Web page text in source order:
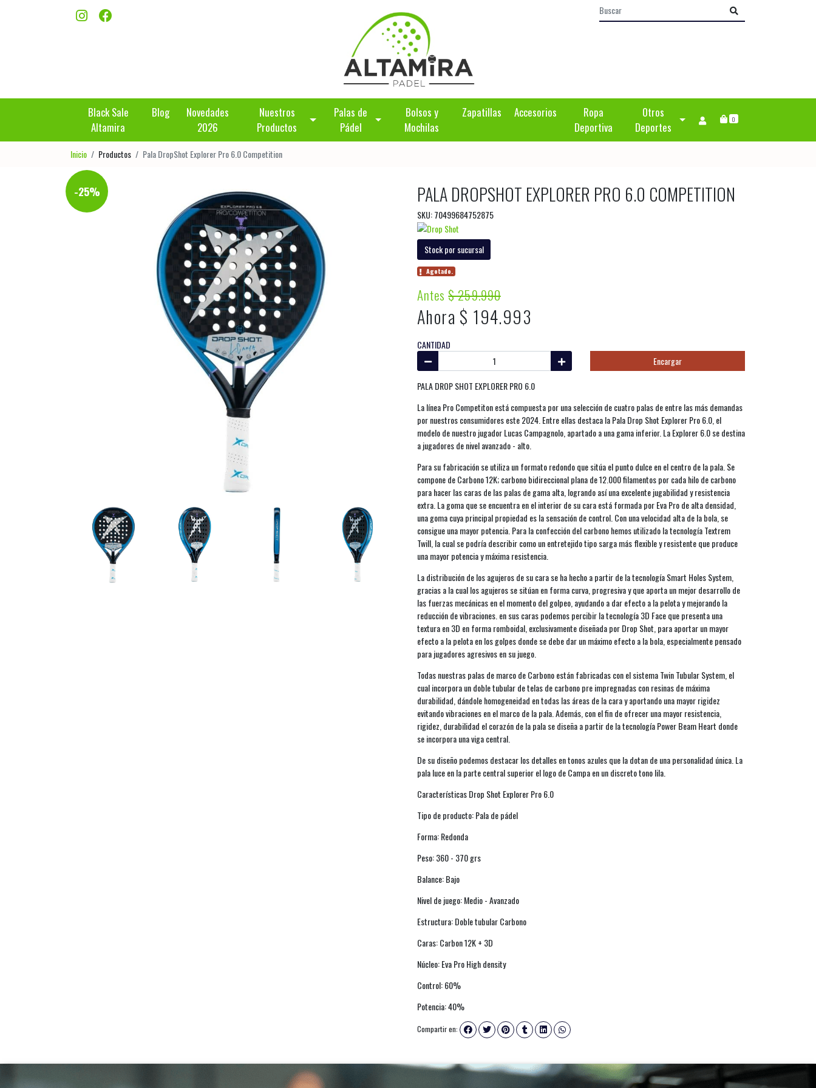
Black Sale
Altamira
Blog
Novedades
2026
Nuestros
Productos
Palas de
Pádel
Bolsos y
Mochilas
Zapatillas Accesorios
Ropa
Deportiva
Otros
Deportes
0
Inicio Productos Pala DropShot Explorer Pro 6.0 Competition
-25% PALA DROPSHOT EXPLORER PRO 6.0 COMPETITION
SKU: 70499684752875
Stock por sucursal
Agotado.
Antes$ 259.990
Ahora $ 194.993
CANTIDAD
Encargar
PALA DROP SHOT EXPLORER PRO 6.0
La línea Pro Competiton está compuesta por una selección de cuatro palas de entre las más demandas
por nuestros consumidores este 2024. Entre ellas destaca la Pala Drop Shot Explorer Pro 6.0, el
modelo de nuestro jugador Lucas Campagnolo, apartado a una gama inferior. La Explorer 6.0 se destina
a jugadores de nivel avanzado - alto.
Para su fabricación se utiliza un formato redondo que sitúa el punto dulce en el centro de la pala. Se
compone de Carbono 12K; carbono bidireccional plana de 12.000 filamentos por cada hilo de carbono
para hacer las caras de las palas de gama alta, logrando así una excelente jugabilidad y resistencia
extra. La goma que se encuentra en el interior de su cara está formada por Eva Pro de alta densidad,
una goma cuya principal propiedad es la sensación de control. Con una velocidad alta de la bola, se
consigue una mayor potencia. Para la confección del carbono hemos utilizado la tecnología Textrem
Twill, la cual se podría describir como un entretejido tipo sarga más flexible y resistente que produce
una mayor potencia y máxima resistencia.
La distribución de los agujeros de su cara se ha hecho a partir de la tecnología Smart Holes System,
gracias a la cual los agujeros se sitúan en forma curva, progresiva y que aporta un mejor desarrollo de
las fuerzas mecánicas en el momento del golpeo, ayudando a dar efecto a la pelota y mejorando la
reducción de vibraciones. en sus caras podemos percibir la tecnología 3D Face que presenta una
textura en 3D en forma romboidal, exclusivamente diseñada por Drop Shot, para aportar un mayor
efecto a la pelota en los golpes donde se debe dar un máximo efecto a la bola, especialmente pensado
para jugadores agresivos en su juego.
Todas nuestras palas de marco de Carbono están fabricadas con el sistema Twin Tubular System, el
cual incorpora un doble tubular de telas de carbono pre impregnadas con resinas de máxima
durabilidad, dándole homogeneidad en todas las áreas de la cara y aportando una mayor rigidez
evitando vibraciones en el marco de la pala. Además, con el fin de ofrecer una mayor resistencia,
rigidez, durabilidad el corazón de la pala se diseña a partir de la tecnología Power Beam Heart donde
se incorpora una viga central.
De su diseño podemos destacar los detalles en tonos azules que la dotan de una personalidad única. La
pala luce en la parte central superior el logo de Campa en un discreto tono lila.
Características Drop Shot Explorer Pro 6.0
Tipo de producto: Pala de pádel
Forma: Redonda
Peso: 360 - 370 grs
Balance: Bajo
Nivel de juego: Medio - Avanzado
Estructura: Doble tubular Carbono
Caras: Carbon 12K + 3D
Núcleo: Eva Pro High density
Control: 60%
Potencia: 40%
Compartir en: